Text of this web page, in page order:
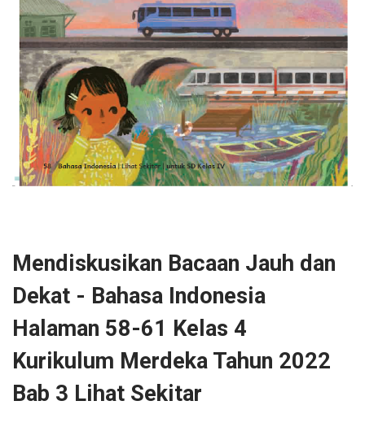
Mendiskusikan Bacaan Jauh dan
Dekat - Bahasa Indonesia
Halaman 58-61 Kelas 4
Kurikulum Merdeka Tahun 2022
Bab 3 Lihat Sekitar